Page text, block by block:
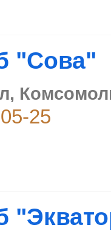
"Сова"
25